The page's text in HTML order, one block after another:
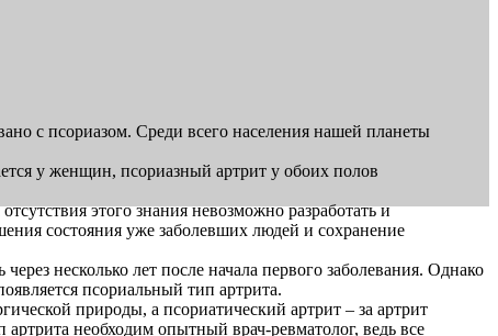
с псориазом. Среди всего населения нашей планеты
у женщин, псориазный артрит у обоих полов
этого знания невозможно разработать и
состояния уже заболевших людей и сохранение
несколько лет после начала первого заболевания. Однако
псориальный тип артрита.
природы, а псориатический артрит – за артрит
необходим опытный врач-ревматолог, ведь все